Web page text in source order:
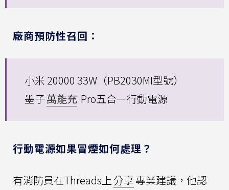
廠商預防性召回：
小米 20000 33W（PB2030MI型號）
墨子萬能充 Pro五合一行動電源
行動電源如果冒煙如何處理？
有消防員在Threads上分享專業建議，他認